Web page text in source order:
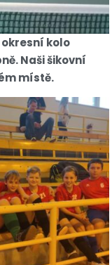
okresní kolo
Naši šikovní
místě.